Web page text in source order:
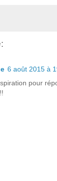
6 août 2015 à
pour